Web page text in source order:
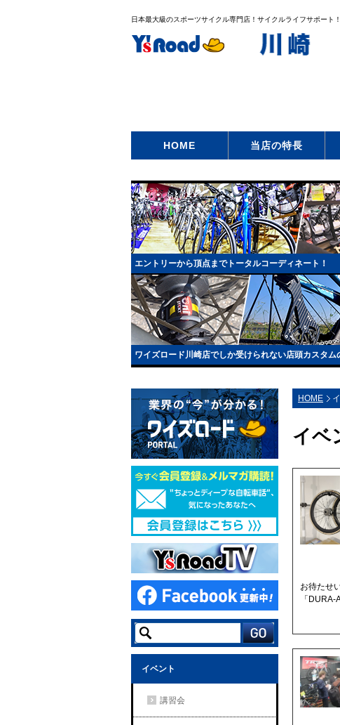
日本最大級のスポーツサイクル専門店！サイクルライフサポー
HOME 当店の特長
エントリーから頂点までトータルコーディネート！
ワイズロード川崎店でしか受けられない店頭カスタム
HOME
イベ
お待たせ
「
イベント
講習会